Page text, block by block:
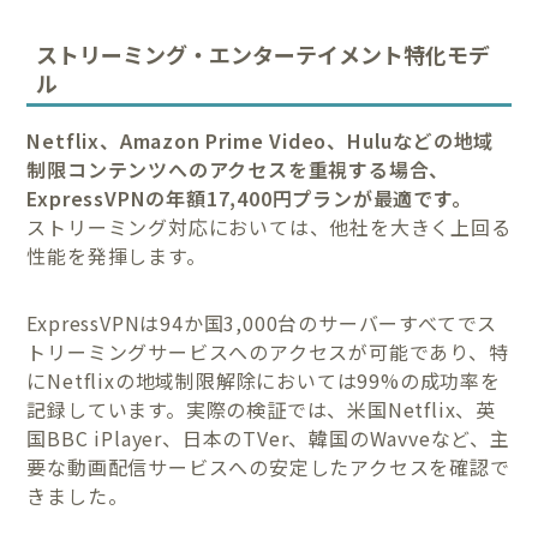
ストリーミング・エンターテイメント特化モデ
ル
Netflix、Amazon Prime Video、Huluなどの地域
制限コンテンツへのアクセスを重視する場合、
ExpressVPNの年額17,400円プランが最適です。
ストリーミング対応においては、他社を大きく上回る
性能を発揮します。
ExpressVPNは94か国3,000台のサーバーすべてでス
トリーミングサービスへのアクセスが可能であり、特
にNetflixの地域制限解除においては99%の成功率を
記録しています。実際の検証では、米国Netflix、英
国BBC iPlayer、日本のTVer、韓国のWavveなど、主
要な動画配信サービスへの安定したアクセスを確認で
きました。